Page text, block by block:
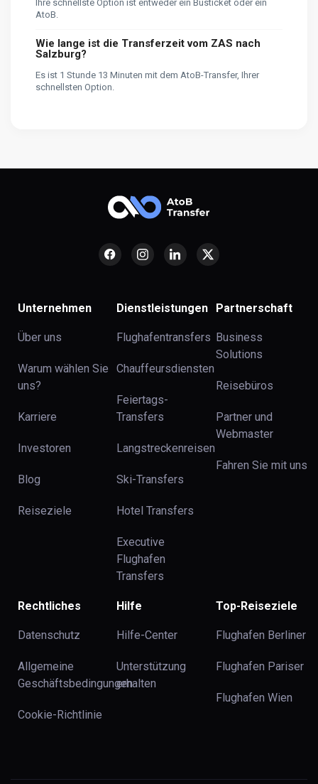
Ihre schnellste Option ist entweder ein Busticket oder ein
AtoB.
Wie lange ist die Transferzeit vom ZAS nach
Salzburg?
Es ist 1 Stunde 13 Minuten mit dem AtoB-Transfer, Ihrer
schnellsten Option.
Unternehmen
Über uns
Warum wählen Sie
uns?
Karriere
Investoren
Blog
Reiseziele
Dienstleistungen
Flughafentransfers
Chauffeursdiensten
Feiertags-
Transfers
Langstreckenreisen
Ski-Transfers
Hotel Transfers
Executive
Flughafen
Transfers
Partnerschaft
Business
Solutions
Reisebüros
Partner und
Webmaster
Fahren Sie mit uns
Rechtliches
Datenschutz
Allgemeine
Geschäftsbedingungen
Cookie-Richtlinie
Hilfe
Hilfe-Center
Unterstützung
erhalten
Top-Reiseziele
Flughafen Berliner
Flughafen Pariser
Flughafen Wien